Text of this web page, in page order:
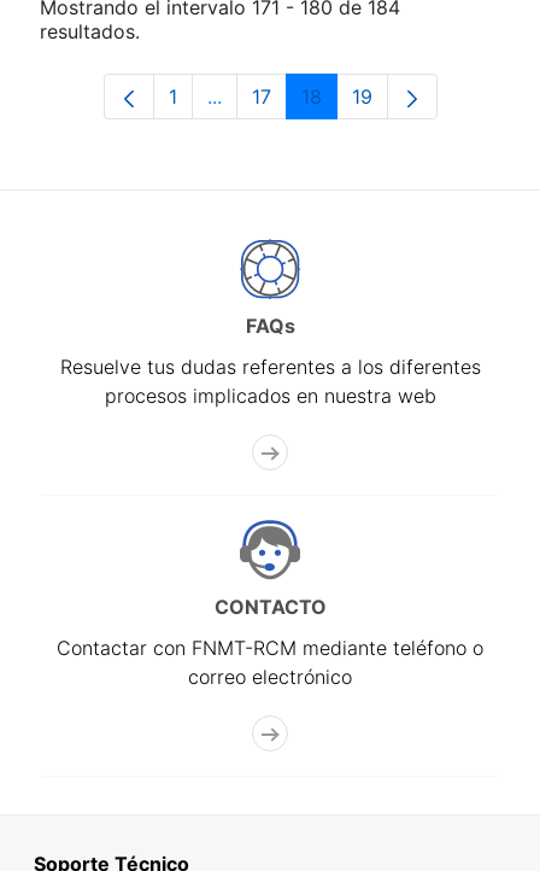
Mostrando el intervalo 171 - 180 de 184
resultados.
Página
1 ...Páginas intermedias Use TAB para
Página
17 Página
18 Página
19
FAQs
Resuelve tus dudas referentes a los diferentes
procesos implicados en nuestra web
CONTACTO
Contactar con FNMT-RCM mediante teléfono o
correo electrónico
Soporte Técnico